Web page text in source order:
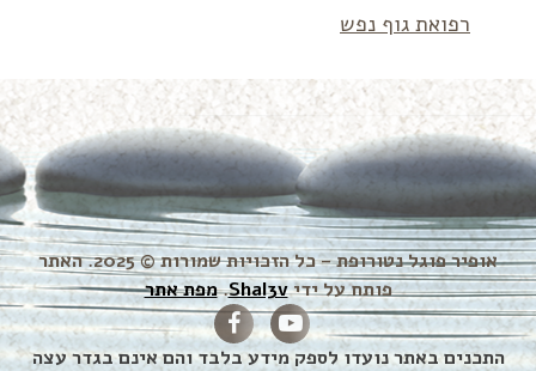
רפואת גוף נפש
אופיר פוגל נטורופת – כל הזכויות שמורות © 2025. האתר
פותח על ידיShal3v
.מפת אתר
התכנים באתר נועדו לספק מידע בלבד והם אינם בגדר עצה